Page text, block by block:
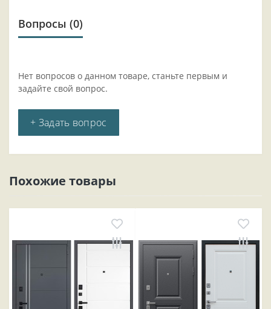
Вопросы (0)
Нет вопросов о данном товаре, станьте первым и
задайте свой вопрос.
+ Задать вопрос
Похожие товары